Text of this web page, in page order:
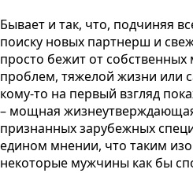
Бывает и так, что, подчиняя
поиску новых партнерш и
просто бежит от
проблем, тяжелой жизни или
кому-то на первый взгляд
– мощная
признанных зарубежных
едином мнении, что таким
некоторые мужчины как бы